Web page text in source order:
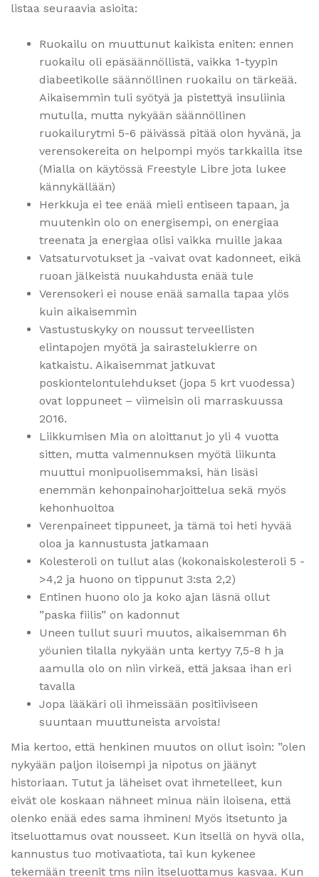
listaa seuraavia asioita:
Ruokailu on muuttunut kaikista eniten: ennen
ruokailu oli epäsäännöllistä, vaikka 1-tyypin
diabeetikolle säännöllinen ruokailu on tärkeää.
Aikaisemmin tuli syötyä ja pistettyä insuliinia
mutulla, mutta nykyään säännöllinen
ruokailurytmi 5-6 päivässä pitää olon hyvänä, ja
verensokereita on helpompi myös tarkkailla itse
(Mialla on käytössä Freestyle Libre jota lukee
kännykällään)
Herkkuja ei tee enää mieli entiseen tapaan, ja
muutenkin olo on energisempi, on energiaa
treenata ja energiaa olisi vaikka muille jakaa
Vatsaturvotukset ja -vaivat ovat kadonneet, eikä
ruoan jälkeistä nuukahdusta enää tule
Verensokeri ei nouse enää samalla tapaa ylös
kuin aikaisemmin
Vastustuskyky on noussut terveellisten
elintapojen myötä ja sairastelukierre on
katkaistu. Aikaisemmat jatkuvat
poskiontelontulehdukset (jopa 5 krt vuodessa)
ovat loppuneet – viimeisin oli marraskuussa
2016.
Liikkumisen Mia on aloittanut jo yli 4 vuotta
sitten, mutta valmennuksen myötä liikunta
muuttui monipuolisemmaksi, hän lisäsi
enemmän kehonpainoharjoittelua sekä myös
kehonhuoltoa
Verenpaineet tippuneet, ja tämä toi heti hyvää
oloa ja kannustusta jatkamaan
Kolesteroli on tullut alas (kokonaiskolesteroli 5 -
>4,2 ja huono on tippunut 3:sta 2,2)
Entinen huono olo ja koko ajan läsnä ollut
”paska fiilis” on kadonnut
Uneen tullut suuri muutos, aikaisemman 6h
yöunien tilalla nykyään unta kertyy 7,5-8 h ja
aamulla olo on niin virkeä, että jaksaa ihan eri
tavalla
Jopa lääkäri oli ihmeissään positiiviseen
suuntaan muuttuneista arvoista!
Mia kertoo, että henkinen muutos on ollut isoin: ”olen
nykyään paljon iloisempi ja nipotus on jäänyt
historiaan. Tutut ja läheiset ovat ihmetelleet, kun
eivät ole koskaan nähneet minua näin iloisena, että
olenko enää edes sama ihminen! Myös itsetunto ja
itseluottamus ovat nousseet. Kun itsellä on hyvä olla,
kannustus tuo motivaatiota, tai kun kykenee
tekemään treenit tms niin itseluottamus kasvaa. Kun